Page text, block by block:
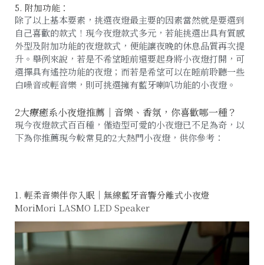
5. 附加功能：
除了以上基本要素，挑選夜燈最主要的因素當然就是要選到
自己喜歡的款式！現今夜燈款式多元，若能挑選出具有質感
外型及附加功能的夜燈款式，便能讓夜晚的休息品質再次提
升。舉例來說，若是不希望睡前還要起身將小夜燈打開，可
選擇具有遙控功能的夜燈；而若是希望可以在睡前聆聽一些
白噪音或輕音樂，則可挑選擁有藍牙喇叭功能的小夜燈。
2大療癒系小夜燈推薦｜音樂、香氛，你喜歡哪一種？
現今夜燈款式百百種，僅造型可愛的小夜燈已不足為奇，以
下為你推薦現今較常見的2大熱門小夜燈，供你參考：
1. 輕柔音樂伴你入眠｜無線藍牙音響分離式小夜燈
MoriMori LASMO LED Speaker